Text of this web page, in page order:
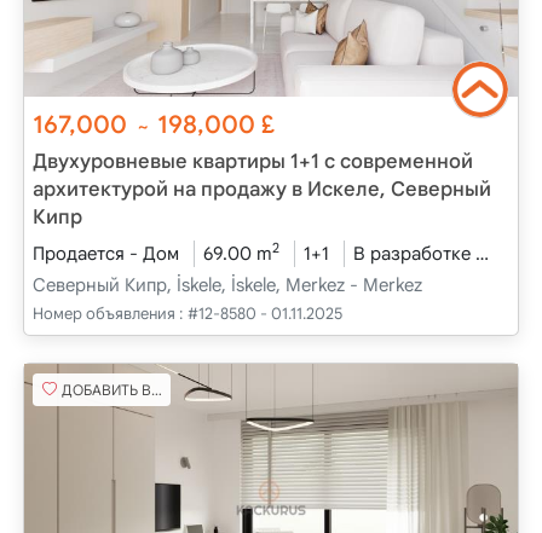
167,000 ~ 198,000 £
Двухуровневые квартиры 1+1 с современной
архитектурой на продажу в Искеле, Северный
Кипр
Продается - Дом 69.00 m2 1+1 В разработке
Северный Кипр, İskele, İskele, Merkez - Merkez
Номер объявления : #12-8580 - 01.11.2025
ДОБАВИТЬ В ИЗБРАННОЕ